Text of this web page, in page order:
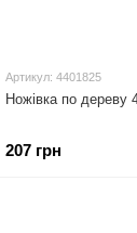
Артикул: 4401825
Ножівка по дереву
207 грн